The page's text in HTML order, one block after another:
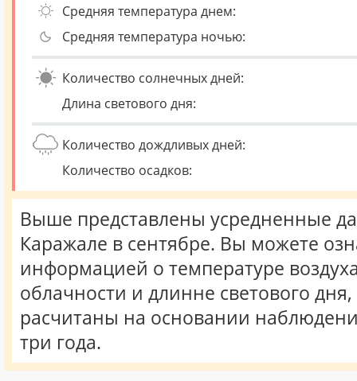
Средняя температура днем:
Средняя температура ночью:
Количество солнечных дней:
Длина светового дня:
Количество дождливых дней:
Количество осадков:
Выше представлены усредненные
Каражале в сентябре. Вы можете
информацией о температуре
облачности и длинне светового
расчитаны на основании
три года.